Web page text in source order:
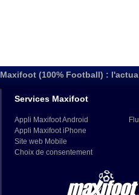
Maxifoot (100% Football) :
Services Maxifoot
Appli Maxifoot Android
Appli Maxifoot iPhone
Site web Mobile
Choix de consentement